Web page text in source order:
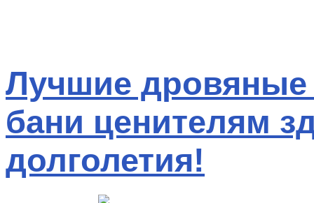
Лучшие дровяные
бани ценителям
долголетия!